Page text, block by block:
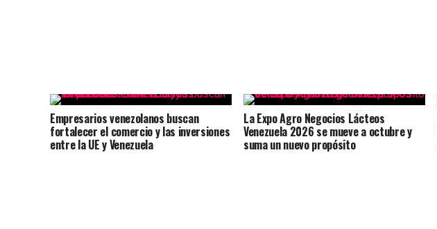
Empresarios venezolanos buscan
fortalecer el comercio y las inversiones
entre la UE y Venezuela
La Expo Agro Negocios Lácteos
Venezuela 2026 se mueve a octubre y
suma un nuevo propósito